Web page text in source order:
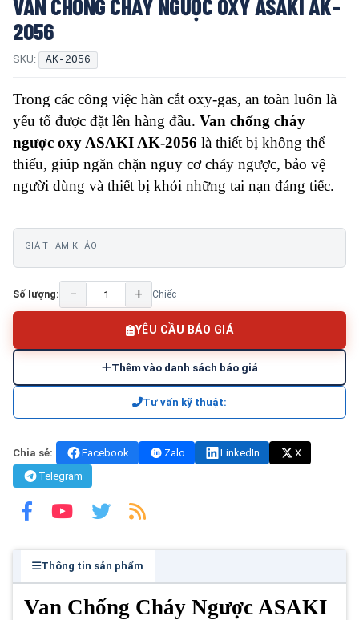
VAN CHỐNG CHÁY NGƯỢC OXY ASAKI AK-
2056
SKU: AK-2056
Trong các công việc hàn cắt oxy-gas, an toàn luôn là
yếu tố được đặt lên hàng đầu. Van chống cháy
ngược oxy ASAKI AK-2056 là thiết bị không thể
thiếu, giúp ngăn chặn nguy cơ cháy ngược, bảo vệ
người dùng và thiết bị khỏi những tai nạn đáng tiếc.
GIÁ THAM KHẢO
Số lượng: − + Chiếc
YÊU CẦU BÁO GIÁ
Thêm vào danh sách báo giá
Tư vấn kỹ thuật:
Chia sẻ: Facebook Zalo LinkedIn
X
Telegram
Thông tin sản phẩm
Van Chống Cháy Ngược ASAKI